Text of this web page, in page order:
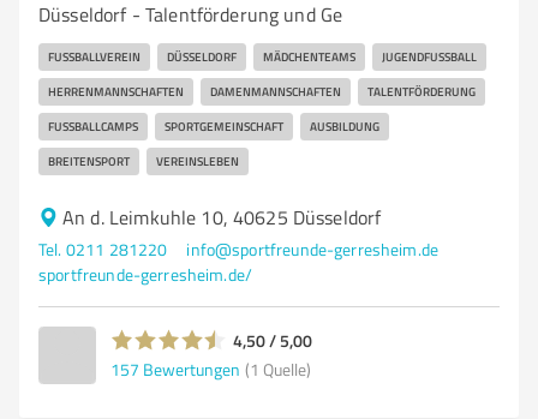
Düsseldorf - Talentförderung und Ge
FUSSBALLVEREIN DÜSSELDORF MÄDCHENTEAMS JUGENDFUSSBALL
HERRENMANNSCHAFTEN DAMENMANNSCHAFTEN TALENTFÖRDERUNG
FUSSBALLCAMPS SPORTGEMEINSCHAFT AUSBILDUNG
BREITENSPORT VEREINSLEBEN
An d. Leimkuhle 10, 40625 Düsseldorf
Tel. 0211 281220
info@sportfreunde-gerresheim.de
sportfreunde-gerresheim.de/
4,50 / 5,00
157 Bewertungen (1 Quelle)